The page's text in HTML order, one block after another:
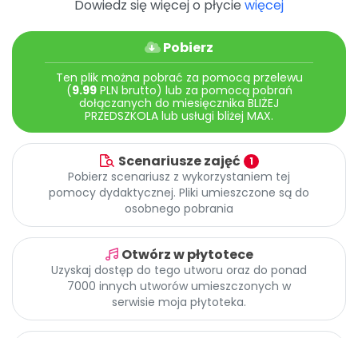
Archiwalne numery
Dowiedz się więcej o płycie więcej
Pobierz
Ten plik można pobrać za pomocą przelewu
(9.99PLN brutto) lub za pomocą pobrań
dołączanych do miesięcznika BLIŻEJ
PRZEDSZKOLA lub usługi bliżej MAX.
Scenariusze zajęć 1
Pobierz scenariusz z wykorzystaniem tej
pomocy dydaktycznej. Pliki umieszczone są do
osobnego pobrania
Otwórz w płytotece
Uzyskaj dostęp do tego utworu oraz do ponad
7000 innych utworów umieszczonych w
serwisie moja płytoteka.